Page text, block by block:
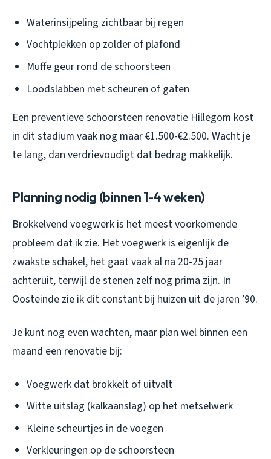
Waterinsijpeling zichtbaar bij regen
Vochtplekken op zolder of plafond
Muffe geur rond de schoorsteen
Loodslabben met scheuren of gaten
Een preventieve schoorsteen renovatie Hillegom kost
in dit stadium vaak nog maar €1.500-€2.500. Wacht je
te lang, dan verdrievoudigt dat bedrag makkelijk.
Planning nodig (binnen 1-4 weken)
Brokkelvend voegwerk is het meest voorkomende
probleem dat ik zie. Het voegwerk is eigenlijk de
zwakste schakel, het gaat vaak al na 20-25 jaar
achteruit, terwijl de stenen zelf nog prima zijn. In
Oosteinde zie ik dit constant bij huizen uit de jaren ’90.
Je kunt nog even wachten, maar plan wel binnen een
maand een renovatie bij:
Voegwerk dat brokkelt of uitvalt
Witte uitslag (kalkaanslag) op het metselwerk
Kleine scheurtjes in de voegen
Verkleuringen op de schoorsteen